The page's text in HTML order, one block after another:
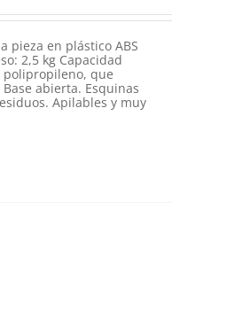
pieza en plástico ABS
2,5 kg Capacidad
polipropileno, que
abierta. Esquinas
Apilables y muy